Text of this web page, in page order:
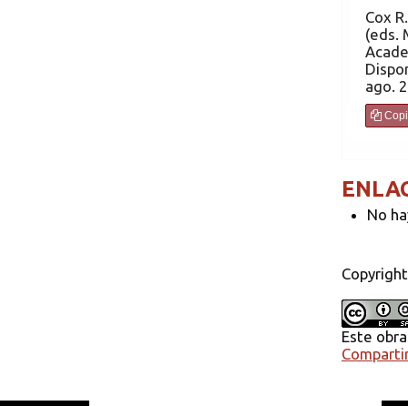
Cox R. Selected Papers on Greek
(eds.
ago.
No
Este